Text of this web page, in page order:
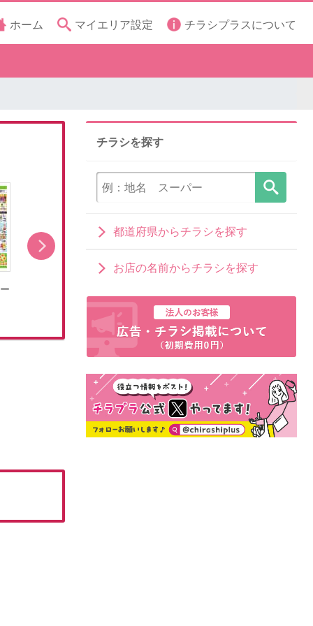
ホーム マイエリア設定 チラシプラスについて
チラシを探す
都道府県からチラシを探す
お店の名前からチラシを探す